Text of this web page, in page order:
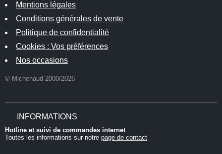
Mentions légales
Conditions générales de vente
Politique de confidentialité
Cookies : Vos préférences
Nos occasions
© Michenaud 2000/2026
INFORMATIONS
Hotline et suivi de commandes internet
Toutes les informations sur notre page de contact